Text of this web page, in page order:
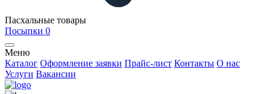
Пасхальные товары
Посыпки 0
Меню
Каталог Оформление заявки Прайс-лист Контакты О нас
Услуги Вакансии